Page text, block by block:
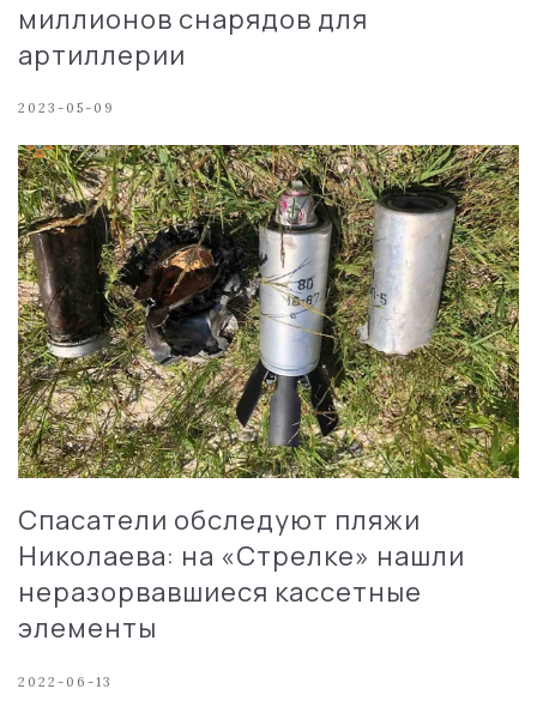
миллионов снарядов для
артиллерии
2023-05-09
Спасатели обследуют пляжи
Николаева: на «Стрелке» нашли
неразорвавшиеся кассетные
элементы
2022-06-13